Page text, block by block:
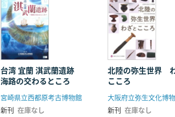
台湾 宜蘭 淇武蘭遺跡
海路の交わるところ
宮崎県立西都原考古博物館
新刊 在庫なし
北陸の弥生世界
こころ
大阪府立弥生文化博
新刊 在庫なし